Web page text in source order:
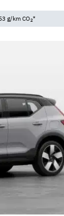
g/km CO2*